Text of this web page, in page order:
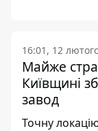
16:01, 12
Майже
Київщині
завод
Точну